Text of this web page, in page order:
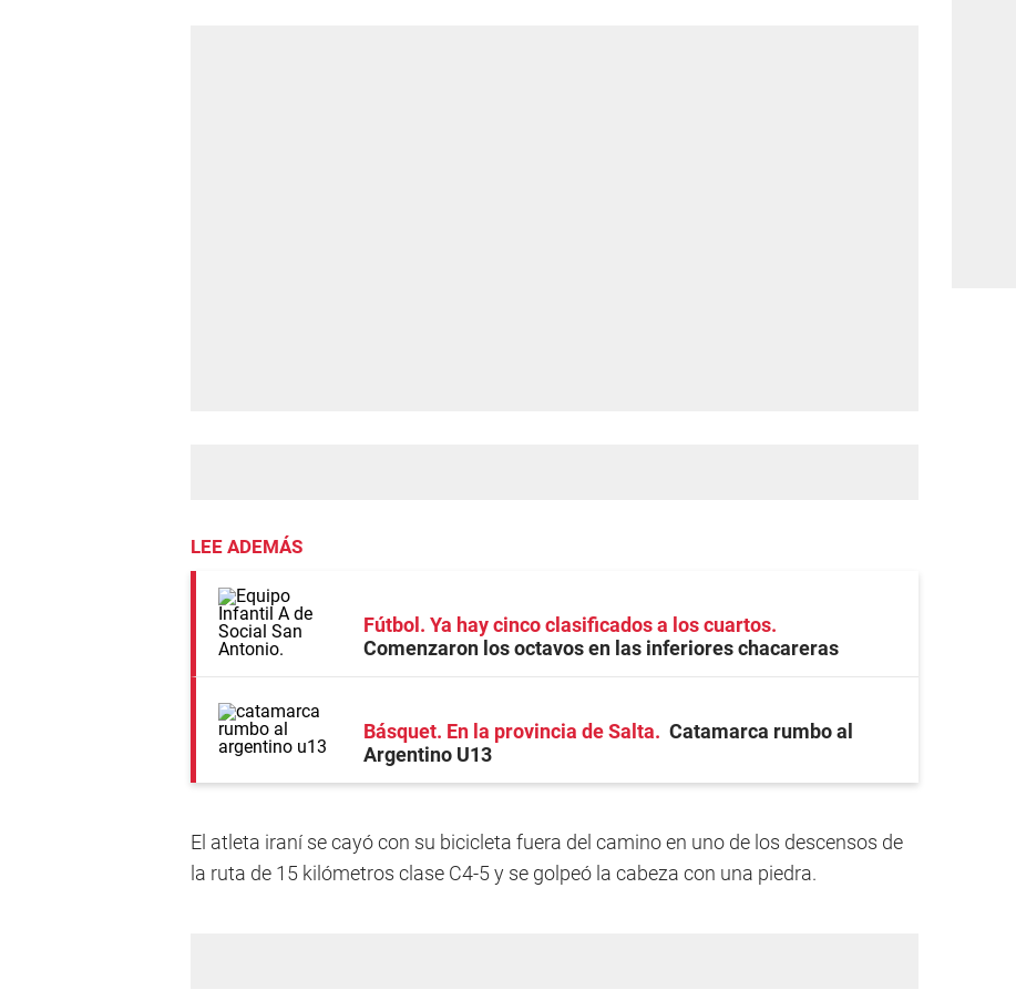
LEE ADEMÁS
Fútbol. Ya hay cinco clasificados a los cuartos
Comenzaron los octavos en las inferiores chacareras
Básquet. En la provincia de Salta
Catamarca rumbo al
Argentino U13
El atleta iraní se cayó con su bicicleta fuera del camino en uno de los descensos de
la ruta de 15 kilómetros clase C4-5 y se golpeó la cabeza con una piedra.